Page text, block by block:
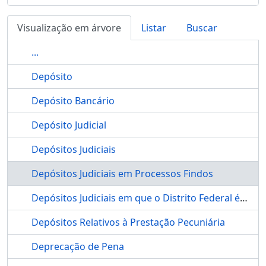
Visualização em árvore Listar
Buscar
...
Depósito
Depósito Bancário
Depósito Judicial
Depósitos Judiciais
Depósitos Judiciais em Processos Findos
Depósitos Judiciais em que o Distrito Federal é Parte
Depósitos Relativos à Prestação Pecuniária
Deprecação de Pena